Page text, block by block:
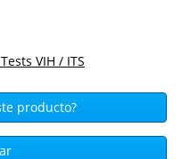
VIH / ITS
producto?